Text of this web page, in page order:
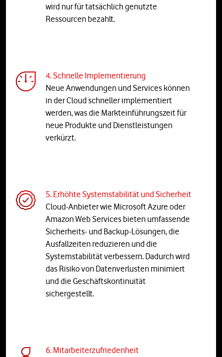
wird nur für tatsächlich genutzte
Ressourcen bezahlt.
4. Schnelle Implementierung
Neue Anwendungen und Services können
in der Cloud schneller implementiert
werden, was die Markteinführungszeit für
neue Produkte und Dienstleistungen
verkürzt.
5. Erhöhte Systemstabilität und Sicherheit
Cloud-Anbieter wie Microsoft Azure oder
Amazon Web Services bieten umfassende
Sicherheits- und Backup-Lösungen, die
Ausfallzeiten reduzieren und die
Systemstabilität verbessern. Dadurch wird
das Risiko von Datenverlusten minimiert
und die Geschäftskontinuität
sichergestellt.
6. Mitarbeiterzufriedenheit